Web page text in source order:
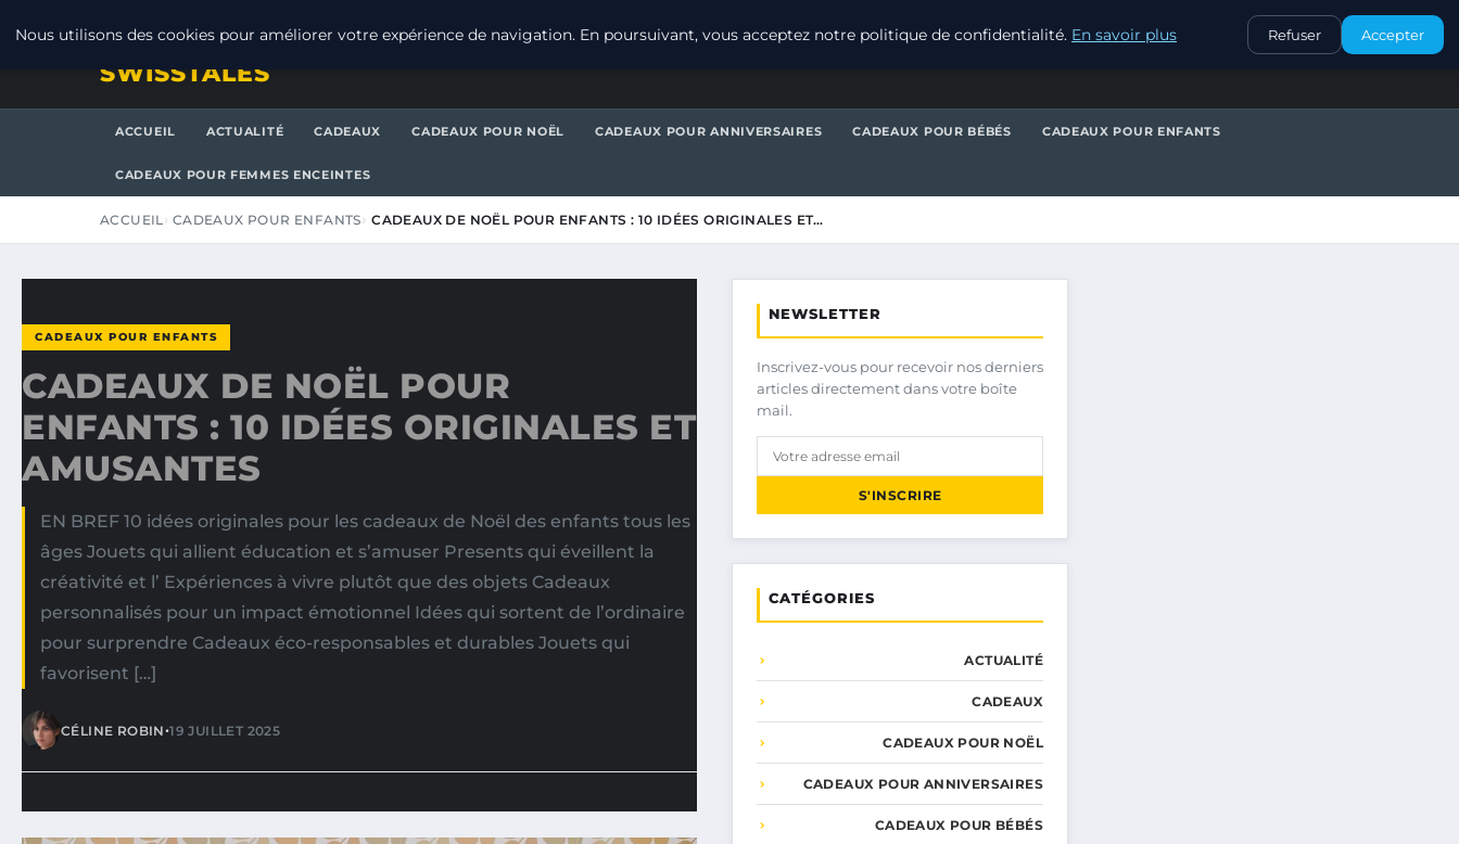
CONTACT
SWISSTALES
ACCUEIL ACTUALITÉ CADEAUX CADEAUX POUR NOËL CADEAUX POUR ANNIVERSAIRES CADEAUX POUR BÉBÉS CADEAUX POUR ENFANTS
CADEAUX POUR FEMMES ENCEINTES
ACCUEIL CADEAUX POUR ENFANTS CADEAUX DE NOËL POUR ENFANTS : 10 IDÉES ORIGINALES ET…
CADEAUX POUR ENFANTS
CADEAUX DE NOËL POUR
ENFANTS : 10 IDÉES ORIGINALES ET
AMUSANTES
EN BREF 10 idées originales pour les cadeaux de Noël des enfants tous les
âges Jouets qui allient éducation et s’amuser Presents qui éveillent la
créativité et l’ Expériences à vivre plutôt que des objets Cadeaux
personnalisés pour un impact émotionnel Idées qui sortent de l’ordinaire
pour surprendre Cadeaux éco-responsables et durables Jouets qui
favorisent […]
CÉLINE ROBIN•19 JUILLET 2025
NEWSLETTER
Inscrivez-vous pour recevoir nos derniers
articles directement dans votre boîte
mail.
S'INSCRIRE
CATÉGORIES
ACTUALITÉ
CADEAUX
CADEAUX POUR NOËL
CADEAUX POUR ANNIVERSAIRES
CADEAUX POUR BÉBÉS
Nous utilisons des cookies pour améliorer votre expérience de navigation. En poursuivant, vous acceptez notre politique de confidentialité. En savoir plus Refuser Accepter